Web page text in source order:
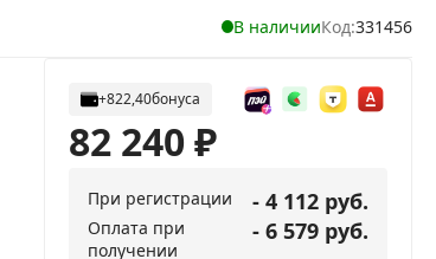
В наличииКод:331456
+822,40бонуса
82 240₽
При регистрации - 4 112 руб.
Оплата при
получении
- 6 579 руб.